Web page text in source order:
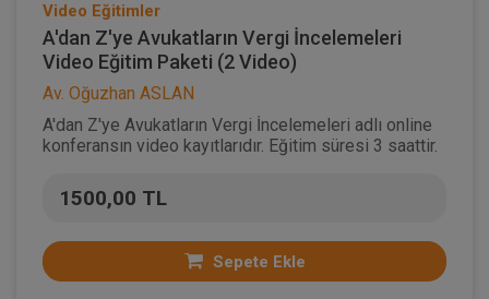
Video Eğitimler
A'dan Z'ye Avukatların Vergi İncelemeleri
Video Eğitim Paketi (2 Video)
Av. Oğuzhan ASLAN
A'dan Z'ye Avukatların Vergi İncelemeleri adlı online
konferansın video kayıtlarıdır. Eğitim süresi 3 saattir.
1500,00 TL
Sepete Ekle